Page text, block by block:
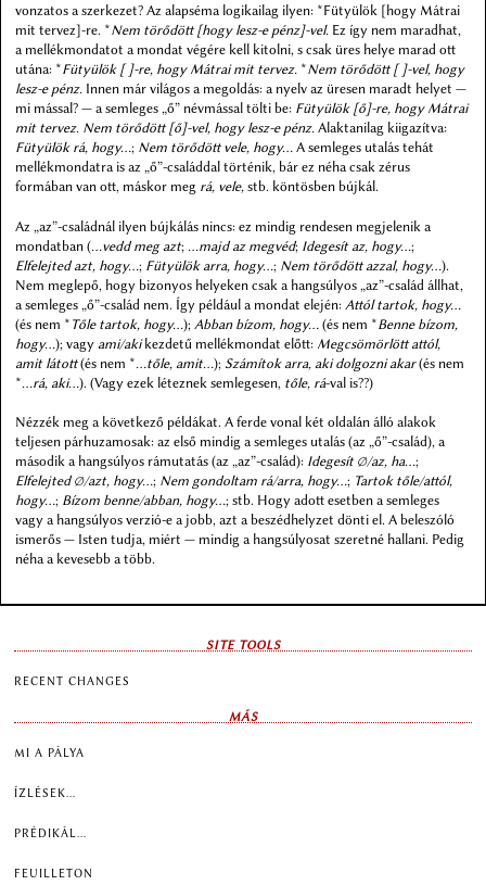
SITE TOOLS
RECENT CHANGES
vonzatos a szerkezet? Az alapséma logikailag ilyen: *Fütyülök [hogy Mátrai
mit tervez]-re. *Nem törődött [hogy lesz-e pénz]-vel. Ez így nem maradhat,
a mellékmondatot a mondat végére kell kitolni, s csak üres helye marad ott
utána: *Fütyülök [ ]-re, hogy Mátrai mit tervez. *Nem törődött [ ]-vel, hogy
lesz-e pénz. Innen már világos a megoldás: a nyelv az üresen maradt helyet —
mi mással? — a semleges „ő” névmással tölti be: Fütyülök [ő]-re, hogy Mátrai
mit tervez. Nem törődött [ő]-vel, hogy lesz-e pénz. Alaktanilag kiigazítva:
Fütyülök rá, hogy…; Nem törődött vele, hogy… A semleges utalás tehát
mellékmondatra is az „ő”-családdal történik, bár ez néha csak zérus
formában van ott, máskor meg rá, vele, stb. köntösben bújkál.
Az „az”-családnál ilyen bújkálás nincs: ez mindig rendesen megjelenik a
mondatban (…vedd meg azt; …majd az megvéd; Idegesít az, hogy…;
Elfelejted azt, hogy…; Fütyülök arra, hogy…; Nem törődött azzal, hogy…).
Nem meglepő, hogy bizonyos helyeken csak a hangsúlyos „az”-család állhat,
a semleges „ő”-család nem. Így például a mondat elején: Attól tartok, hogy…
(és nem * Tőle tartok, hogy…); Abban bízom, hogy… (és nem *Benne bízom,
hogy…); vagy ami/akikezdetű mellékmondat előtt: Megcsömörlött attól,
amit látott(és nem *…tőle, amit…); Számítok arra, aki dolgozni akar(és nem
*…rá, aki…). (Vagy ezek léteznek semlegesen, tőle, rá-val is??)
Nézzék meg a következő példákat. A ferde vonal két oldalán álló alakok
teljesen párhuzamosak: az első mindig a semleges utalás (az „ő”-család), a
második a hangsúlyos rámutatás (az „az”-család): Idegesít ∅/az, ha…;
Elfelejted ∅/azt, hogy…; Nem gondoltam rá/arra, hogy…; Tartok tőle/attól,
hogy…; Bízom benne/abban, hogy…; stb. Hogy adott esetben a semleges
vagy a hangsúlyos verzió-e a jobb, azt a beszédhelyzet dönti el. A beleszóló
ismerős — Isten tudja, miért — mindig a hangsúlyosat szeretné hallani. Pedig
néha a kevesebb a több.
MÁS
MI A PÁLYA
ÍZLÉSEK…
PRÉDIKÁL…
FEUILLETON